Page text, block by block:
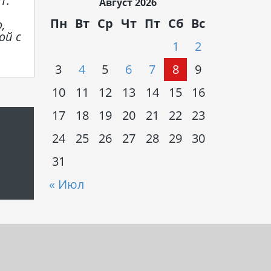
с
Пн Вт Ср Чт Пт Сб Вс
« Июл
1
2
3
4 5 6 7 8
9
10
11 12 13 14 15
16
17
18 19 20 21 22
23
24
25 26 27 28 29
30
31